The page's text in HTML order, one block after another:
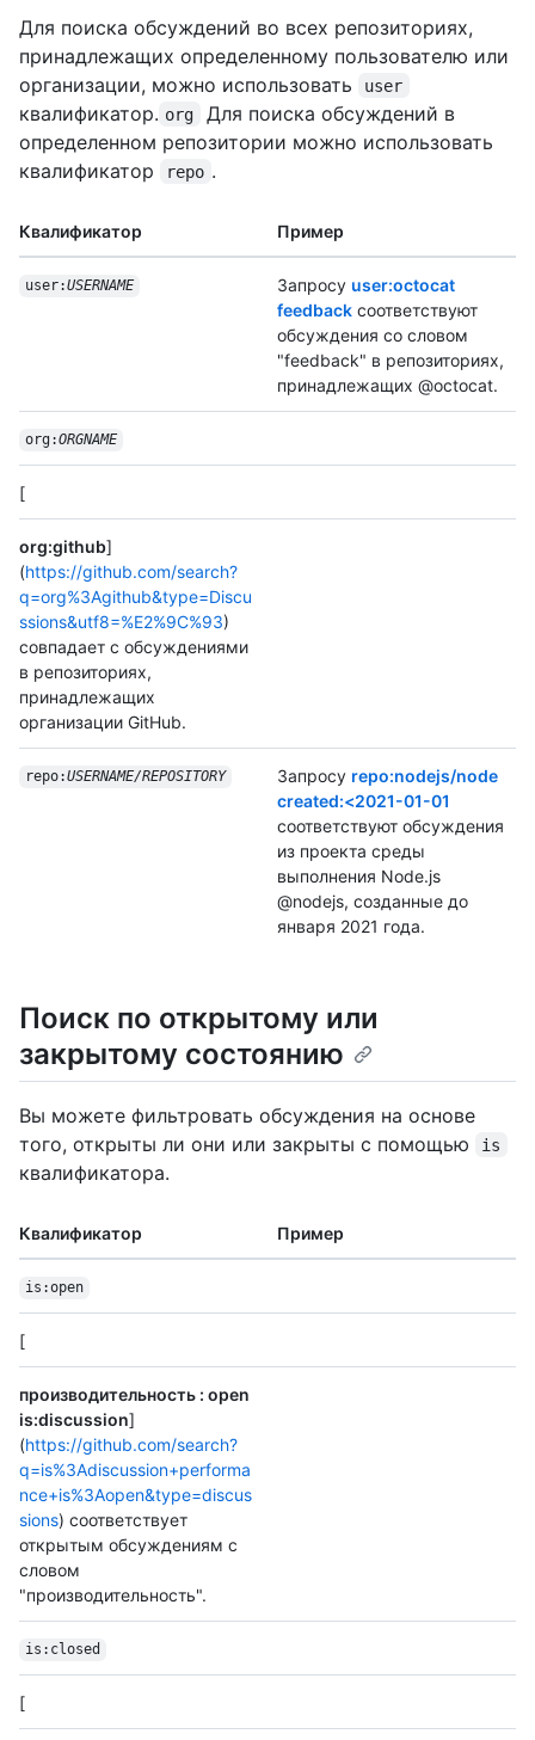
Для поиска обсуждений во всех репозиториях,
принадлежащих определенному пользователю или
организации, можно использовать
user
квалификатор. org
Для поиска обсуждений в
определенном репозитории можно использовать
квалификатор
repo .
Квалификатор Пример
user:USERNAME Запросу user:octocat
feedback соответствуют
обсуждения со словом
"feedback" в репозиториях,
принадлежащих @octocat.
org:ORGNAME
[
org:github]
(https://github.com/search?
q=org%3Agithub&type=Discu
ssions&utf8=%E2%9C%93)
совпадает с обсуждениями
в репозиториях,
принадлежащих
организации GitHub.
repo:USERNAME/REPOSITORY Запросу repo:nodejs/node
created:<2021-01-01
соответствуют обсуждения
из проекта среды
выполнения Node.js
@nodejs, созданные до
января 2021 года.
Поиск по открытому или
закрытому состоянию
Вы можете фильтровать обсуждения на основе
того, открыты ли они или закрыты с помощью
is
квалификатора.
Квалификатор Пример
is:open
[
производительность : open
is:discussion]
(https://github.com/search?
q=is%3Adiscussion+performa
nce+is%3Aopen&type=discus
sions) соответствует
открытым обсуждениям с
словом
"производительность".
is:closed
[